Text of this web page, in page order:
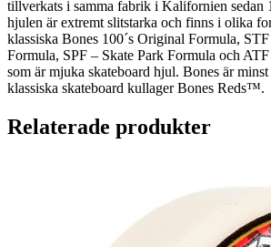
tillverkats i samma fabrik i Kalifornien sedan
hjulen är extremt slitstarka och finns i olika
klassiska Bones 100´s Original Formula,
Formula, SPF – Skate Park Formula och
som är mjuka skateboard hjul. Bones är
klassiska skateboard kullager Bones Reds™.
Relaterade produkter